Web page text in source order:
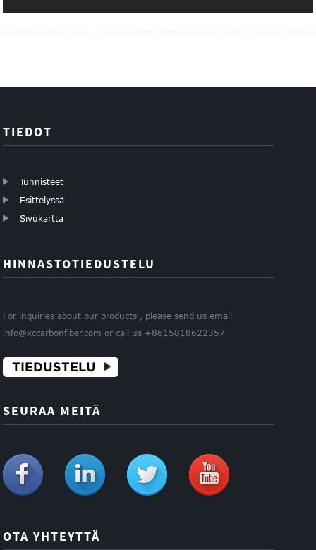
TIEDOT
Tunnisteet
Esittelyssä
Sivukartta
HINNASTOTIEDUSTELU
For inquiries about our products , please send us email
info@xccarbonfiber.com or call us +8615818622357
TIEDUSTELU
SEURAA MEITÄ
OTA YHTEYTTÄ